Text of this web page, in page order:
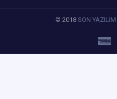
© 2018 SON YAZILIM